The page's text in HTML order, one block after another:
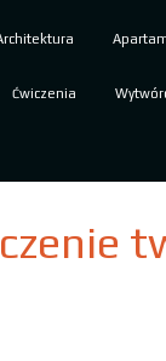
Ćwiczenia